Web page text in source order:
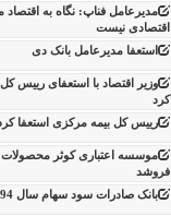
مدیرعامل فناپ: نگاه به
اقتصادی نیست
استعفا مدیرعامل بانک دی
وزیر اقتصاد با استعفای رییس
کرد
رییس کل بیمه مرکزی استعفا
موسسه اعتباری کوثر محصولات
فروشد
بانک صادرات سود سهام سال 94 را محقق کرد